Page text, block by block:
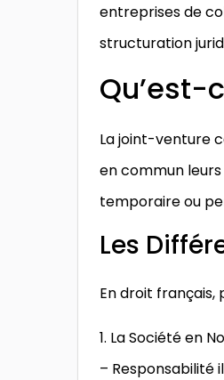
entreprises de
structuration
Qu’est-
La joint-venture
en commun
temporaire ou
Les
En droit français,
1. La Société en
– Responsabilité